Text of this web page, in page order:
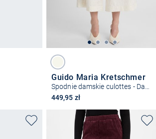
Guido Maria Kretschmer
449,95 zł